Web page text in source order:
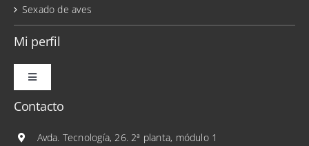
Sexado de aves
Mi perfil
Toggle
Mis pedidos
Contacto
Avda. Tecnología, 26. 2ª planta, módulo 1